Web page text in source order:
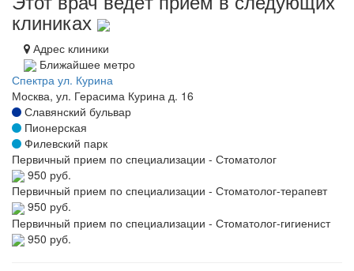
клиниках
Адрес клиники
Ближайшее метро
Спектра ул. Курина
Москва, ул. Герасима Курина д. 16
Славянский бульвар
Пионерская
Филевский парк
Первичный прием по специализации - Стоматолог
950 руб.
Первичный прием по специализации - Стоматолог-терапевт
950 руб.
Первичный прием по специализации - Стоматолог-гигиенист
950 руб.